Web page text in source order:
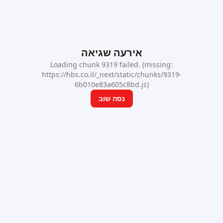
אירעה שגיאה
Loading chunk 9319 failed. (missing:
https://hbs.co.il/_next/static/chunks/9319-
6b010e83a605c8bd.js)